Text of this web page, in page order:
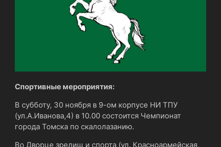
Спортивные мероприятия:
В субботу, 30 ноября в 9-ом корпусе НИ ТПУ
(ул.А.Иванова,4) в 10.00 состоится Чемпионат
города Томска по скалолазанию.
Во Дворце зрелищ и спорта (ул. Красноармейская,